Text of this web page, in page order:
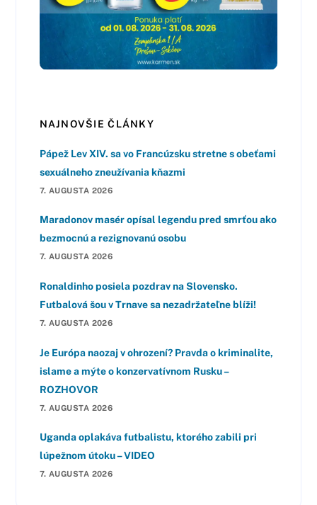
NAJNOVŠIE ČLÁNKY
Pápež Lev XIV. sa vo Francúzsku stretne s obeťami
sexuálneho zneužívania kňazmi
7. AUGUSTA 2026
Maradonov masér opísal legendu pred smrťou ako
bezmocnú a rezignovanú osobu
7. AUGUSTA 2026
Ronaldinho posiela pozdrav na Slovensko.
Futbalová šou v Trnave sa nezadržateľne blíži!
7. AUGUSTA 2026
Je Európa naozaj v ohrození? Pravda o kriminalite,
islame a mýte o konzervatívnom Rusku –
ROZHOVOR
7. AUGUSTA 2026
Uganda oplakáva futbalistu, ktorého zabili pri
lúpežnom útoku – VIDEO
7. AUGUSTA 2026